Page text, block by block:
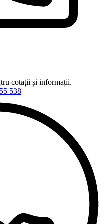
cotații și informații.
538